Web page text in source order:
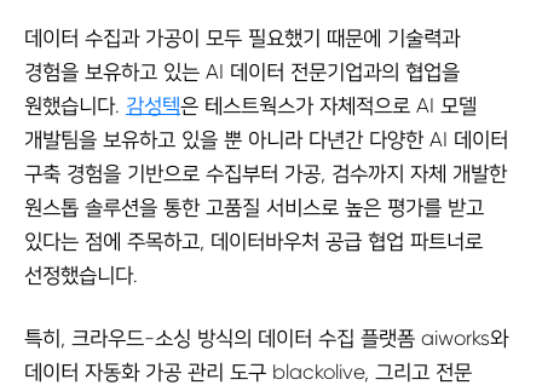
데이터 수집과 가공이 모두 필요했기 때문에 기술력과
경험을 보유하고 있는 AI 데이터 전문기업과의 협업을
원했습니다. 감성텍은 테스트웍스가 자체적으로 AI 모델
개발팀을 보유하고 있을 뿐 아니라 다년간 다양한 AI 데이터
구축 경험을 기반으로 수집부터 가공, 검수까지 자체 개발한
원스톱 솔루션을 통한 고품질 서비스로 높은 평가를 받고
있다는 점에 주목하고, 데이터바우처 공급 협업 파트너로
선정했습니다.
특히, 크라우드-소싱 방식의 데이터 수집 플랫폼 aiworks와
데이터 자동화 가공 관리 도구 blackolive, 그리고 전문